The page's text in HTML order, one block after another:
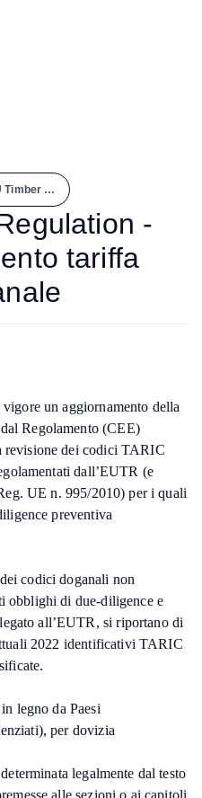
EU Timber Regulation - Aggiornamento Tariffa Doganale
-
tariffa
un aggiornamento della
Regolamento (CEE)
revisione dei codici TARIC
dall’EUTR (e
UE n. 995/2010) per i quali
preventiva
codici doganali non
obblighi di due-diligence e
all’EUTR, si riportano di
2022 identificativi TARIC
legno da Paesi
per dovizia
legalmente dal testo
alle sezioni o ai capitoli